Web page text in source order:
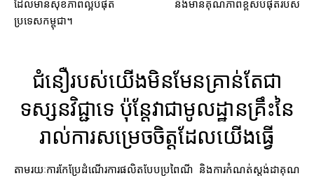
ដែលមានសុខភាពល្អបំផុត និងមានគុណភាពខ្ពស់បំផុតរបស់
ប្រទេសកម្ពុជា។
ជំនឿរបស់យើងមិនមែនគ្រាន់តែជា
ទស្សនវិជ្ជាទេ ប៉ុន្តែវាជាមូលដ្ឋានគ្រឹះនៃ
រាល់ការសម្រេចចិត្តដែលយើងធ្វើ
តាមរយៈការកែប្រែដំណើរការផលិតបែបប្រពៃណី និងការកំណត់ស្តង់ដាគុណ